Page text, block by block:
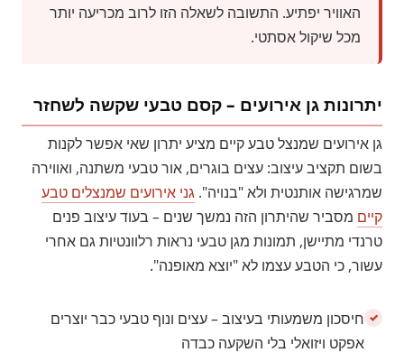
האוויר יפתיע. התשובה לשאלה הזו לרוב מכריעה יותר
מכל שיקול אסתטי.
יתרונות גן אירועים – קסם טבעי שקשה לשחזר
גן אירועים שמנצל טבע קיים מציע יתרון שאי אפשר לקנות
בשום תקציב עיצוב: עצים בוגרים, אור טבעי משתנה, ואווירה
שמרגישה אותנטית ולא "בנויה". גני אירועים שמנצלים טבע
קיים מסביר שהיתרון הזה נמשך שנים – בעוד עיצוב פנים
טרנדי מתיישן, תמונות מגן טבעי נראות רלוונטיות גם אחרי
עשור, כי הטבע עצמו לא "יוצא מאופנה".
חיסכון משמעותי בעיצוב – עצים ונוף טבעי כבר יוצרים
אפקט ויזואלי בלי השקעה כבדה